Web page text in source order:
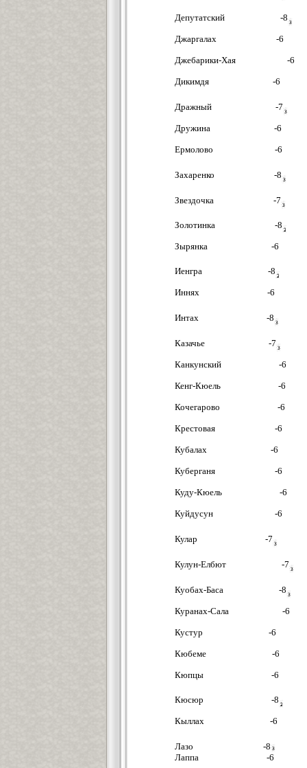
Депутатский -8
Джаргалах -6
Джебарики-Хая -6
Дикимдя -6
Дражный -7
Дружина -6
Ермолово -6
Захаренко -8
Звездочка -7
Золотинка -8
Зырянка -6
Иенгра -8
Иннях -6
Интах -8
Казачье -7
Канкунский -6
Кенг-Кюель -6
Кочегарово -6
Крестовая -6
Кубалах -6
Куберганя -6
Куду-Кюель -6
Куйдусун -6
Кулар -7
Кулун-Елбют -7
Куобах-Баса -8
Куранах-Сала -6
Кустур -6
Кюбеме -6
Кюпцы -6
Кюсюр -8
Кыллах -6
Лазо -8
Лаппа -6